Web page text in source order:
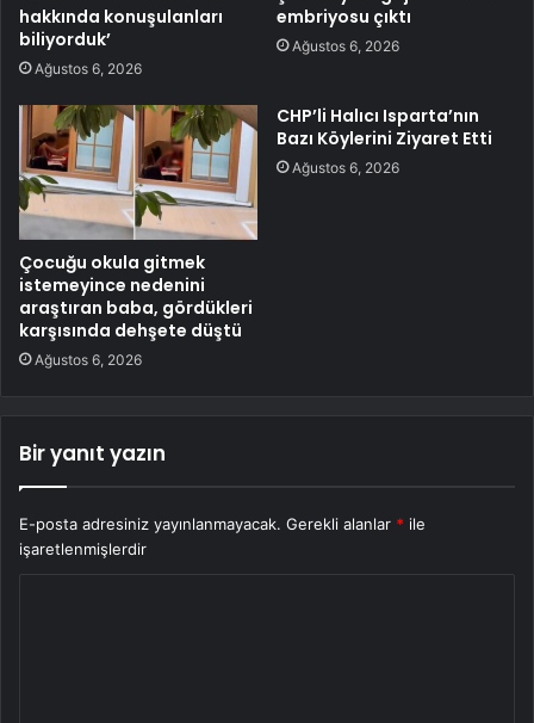
hakkında konuşulanları
biliyorduk’
Ağustos 6, 2026
embriyosu çıktı
Ağustos 6, 2026
Çocuğu okula gitmek
istemeyince nedenini
araştıran baba, gördükleri
karşısında dehşete düştü
Ağustos 6, 2026
CHP’li Halıcı Isparta’nın
Bazı Köylerini Ziyaret Etti
Ağustos 6, 2026
Bir yanıt yazın
E-posta adresiniz yayınlanmayacak. Gerekli alanlar * ile
işaretlenmişlerdir